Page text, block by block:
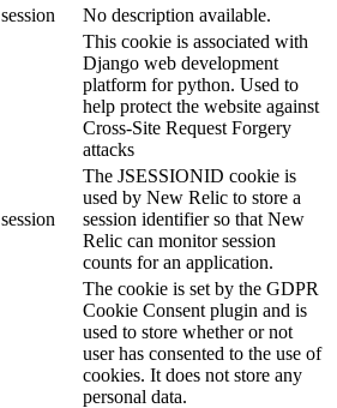
session No description available.
This cookie is associated with
Django web development
platform for python. Used to
help protect the website against
Cross-Site Request Forgery
attacks
session
The JSESSIONID cookie is
used by New Relic to store a
session identifier so that New
Relic can monitor session
counts for an application.
The cookie is set by the GDPR
Cookie Consent plugin and is
used to store whether or not
user has consented to the use of
cookies. It does not store any
personal data.